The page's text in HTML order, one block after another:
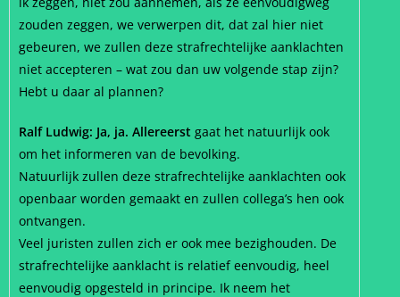
zouden zeggen, we verwerpen dit, dat zal hier niet
gebeuren, we zullen deze strafrechtelijke aanklachten
niet accepteren – wat zou dan uw volgende stap zijn?
Hebt u daar al plannen?
Ralf Ludwig: Ja, ja. Allereerst gaat het natuurlijk ook
om het informeren van de bevolking.
Natuurlijk zullen deze strafrechtelijke aanklachten ook
openbaar worden gemaakt en zullen collega’s hen ook
ontvangen.
Veel juristen zullen zich er ook mee bezighouden. De
strafrechtelijke aanklacht is relatief eenvoudig, heel
eenvoudig opgesteld in principe. Ik neem het